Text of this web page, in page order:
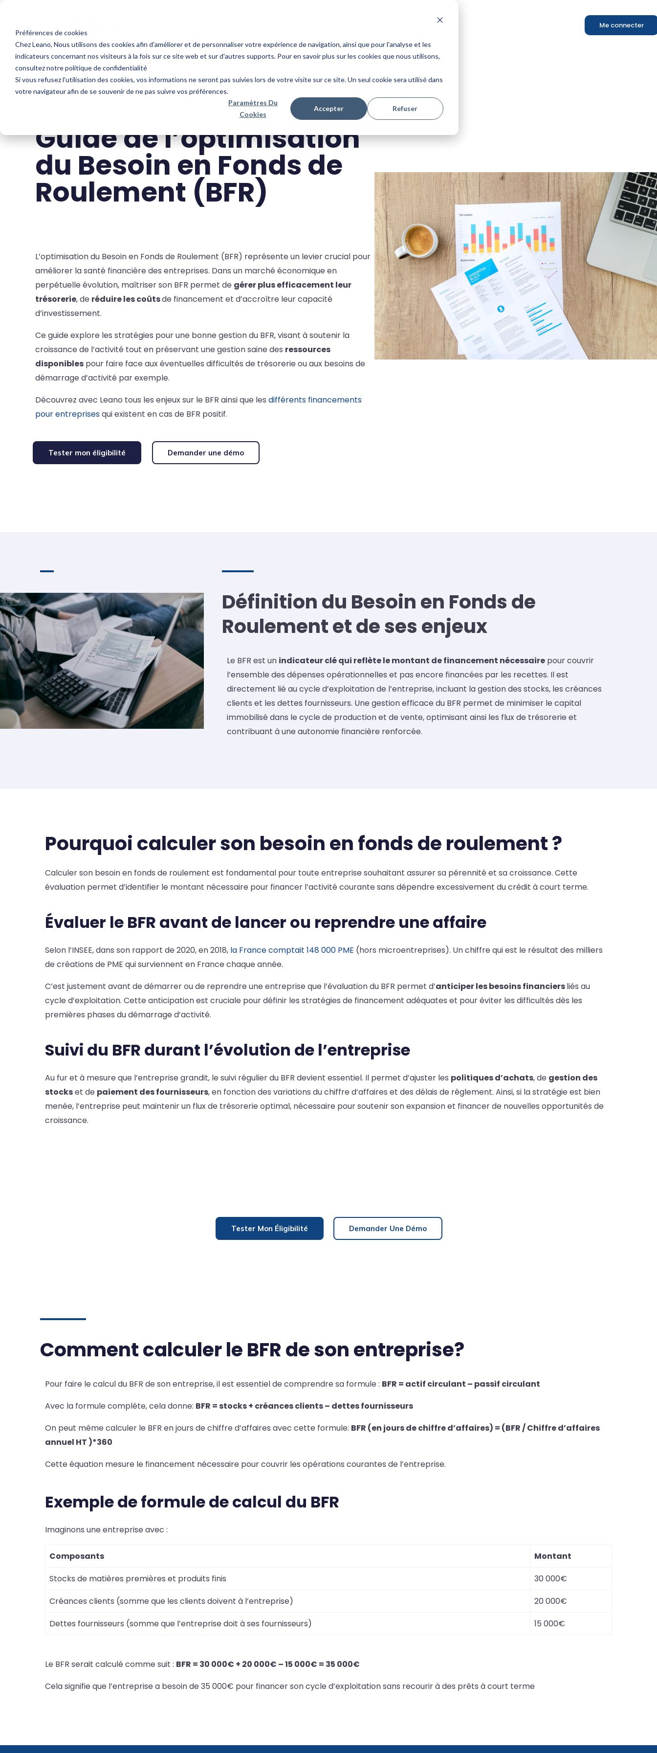
Préférences de cookies
Chez Leano, Nous utilisons des cookies afin d'améliorer et de personnaliser votre expérience de navigation, ainsi que pour l'analyse et les
indicateurs concernant nos visiteurs à la fois sur ce site web et sur d'autres supports. Pour en savoir plus sur les cookies que nous utilisons,
consultez notre politique de confidentialité
Si vous refusez l'utilisation des cookies, vos informations ne seront pas suivies lors de votre visite sur ce site. Un seul cookie sera utilisé dans
votre navigateur afin de se souvenir de ne pas suivre vos préférences.
Paramètres Du
Cookies
Accepter Refuser
Me connecter
Guide de l’optimisation
du Besoin en Fonds de
Roulement (BFR)
L’optimisation du Besoin en Fonds de Roulement (BFR) représente un levier crucial pour
améliorer la santé financière des entreprises. Dans un marché économique en
perpétuelle évolution, maîtriser son BFR permet de gérer plus efficacement leur
trésorerie, de réduire les coûtsde financement et d’accroître leur capacité
d’investissement.
Ce guide explore les stratégies pour une bonne gestion du BFR, visant à soutenir la
croissance de l’activité tout en préservant une gestion saine des ressources
disponibles pour faire face aux éventuelles difficultés de trésorerie ou aux besoins de
démarrage d’activité par exemple.
Découvrez avec Leano tous les enjeux sur le BFR ainsi que les différents financements
pour entreprisesqui existent en cas de BFR positif.
Tester mon éligibilité Demander une démo
Définition du Besoin en Fonds de
Roulement et de ses enjeux
Le BFR est un indicateur clé qui reflète le montant de financement nécessaire pour couvrir
l’ensemble des dépenses opérationnelles et pas encore financées par les recettes. Il est
directement lié au cycle d’exploitation de l’entreprise, incluant la gestion des stocks, les créances
clients et les dettes fournisseurs. Une gestion efficace du BFR permet de minimiser le capital
immobilisé dans le cycle de production et de vente, optimisant ainsi les flux de trésorerie et
contribuant à une autonomie financière renforcée.
Pourquoi calculer son besoin en fonds de roulement ?
Calculer son besoin en fonds de roulement est fondamental pour toute entreprise souhaitant assurer sa pérennité et sa croissance. Cette
évaluation permet d’identifier le montant nécessaire pour financer l’activité courante sans dépendre excessivement du crédit à court terme.
Évaluer le BFR avant de lancer ou reprendre une affaire
Selon l’INSEE, dans son rapport de 2020, en 2018, la France comptait 148 000 PME (hors microentreprises). Un chiffre qui est le résultat des milliers
de créations de PME qui surviennent en France chaque année.
C’est justement avant de démarrer ou de reprendre une entreprise que l’évaluation du BFR permet d’anticiper les besoins financiersliés au
cycle d’exploitation. Cette anticipation est cruciale pour définir les stratégies de financement adéquates et pour éviter les difficultés dès les
premières phases du démarrage d’activité.
Suivi du BFR durant l’évolution de l’entreprise
Au fur et à mesure que l’entreprise grandit, le suivi régulier du BFR devient essentiel. Il permet d’ajuster les politiques d’achats, de gestion des
stockset de paiement des fournisseurs, en fonction des variations du chiffre d’affaires et des délais de règlement. Ainsi, si la stratégie est bien
menée, l’entreprise peut maintenir un flux de trésorerie optimal, nécessaire pour soutenir son expansion et financer de nouvelles opportunités de
croissance.
Tester Mon Éligibilité Demander Une Démo
Comment calculer le BFR de son entreprise?
Pour faire le calcul du BFR de son entreprise, il est essentiel de comprendre sa formule : BFR = actif circulant – passif circulant
Avec la formule complète, cela donne: BFR = stocks + créances clients – dettes fournisseurs
On peut même calculer le BFR en jours de chiffre d’affaires avec cette formule: BFR (en jours de chiffre d’affaires) = (BFR / Chiffre d’affaires
annuel HT )*360
Cette équation mesure le financement nécessaire pour couvrir les opérations courantes de l’entreprise.
Exemple de formule de calcul du BFR
Imaginons une entreprise avec :
Composants
Montant
Stocks de matières premières et produits finis
30 000€
Créances clients (somme que les clients doivent à l’entreprise)
20 000€
Dettes fournisseurs (somme que l’entreprise doit à ses fournisseurs)
15 000€
Le BFR serait calculé comme suit : BFR = 30 000€ + 20 000€ – 15 000€ = 35 000€
Cela signifie que l’entreprise a besoin de 35 000€ pour financer son cycle d’exploitation sans recourir à des prêts à court terme